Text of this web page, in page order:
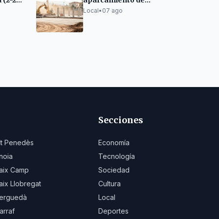
Tortosa se alargan
Local• 07 ago
Penedès
Camp
Llobregat
Secciones
Economía
Tecnología
Sociedad
Cultura
Local
Deportes